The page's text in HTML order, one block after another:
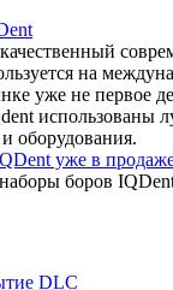
на
уже не первое
использованы
оборудования.
уже в
боров
DLC